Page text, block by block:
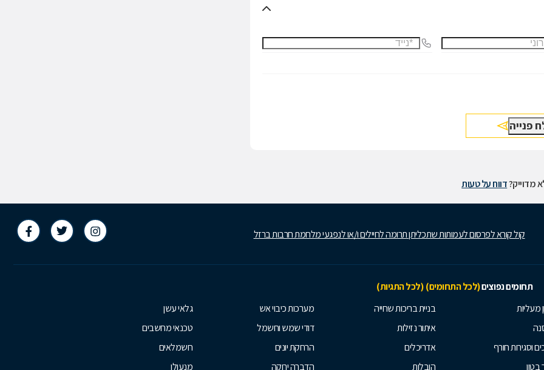
מדוייק?דווח על טעות
קול קורא לפרסום לעמותות שתכליתן תרומה לחיילים ו/או לנפגעי מלחמת חרבות ברזל
תחומים נפוצים(לכל התחומים) (לכל התגיות)
מעליות
וסגירות חורף
בטון
בניית בריכות שחייה
איתור נזילות
אדריכלים
הובלות
מערכות כיבוי אש
דודי שמש וחשמל
הרחקת יונים
הדברה ירוקה
גלאי עשן
טכנאי מחשבים
חשמלאים
מנעולן